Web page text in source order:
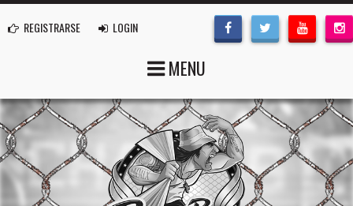
REGISTRARSE LOGIN
MENU